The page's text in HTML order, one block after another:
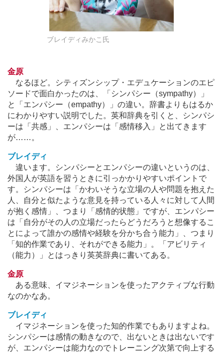
ブレイディみかこ氏
金原
なるほど。シティズンシップ・エデュケーションのエピ
ソードで面白かったのは、「シンパシー（sympathy）」
と「エンパシー（empathy）」の違い。辞書よりもはるか
にわかりやすい説明でした。英和辞典を引くと、シンパシ
ーは「共感」、エンパシーは「感情移入」と出てきます
が… …。
ブレイディ
違います。シンパシーとエンパシーの違いというのは、
外国人が英語を習うときに引っかかりやすいポイントで
す。シンパシーは「かわいそうな立場の人や問題を抱えた
人、自分と似たような意見を持っている人々に対して人間
が抱く感情」、つまり「感情的状態」ですが、エンパシー
は「自分がその人の立場だったらどうだろうと想像するこ
とによって誰かの感情や経験を分かち合う能力」、つまり
「知的作業であり、それができる能力」。「アビリティ
（能力）」とはっきり英英辞典に書いてある。
金原
ある意味、イマジネーションを使ったアクティブな行動
なのかなあ。
ブレイディ
イマジネーションを使った知的作業でもありますよね。
シンパシーは感情の動きなので、出ないときは出ないです
が、エンパシーは能力なのでトレーニング次第で向上する